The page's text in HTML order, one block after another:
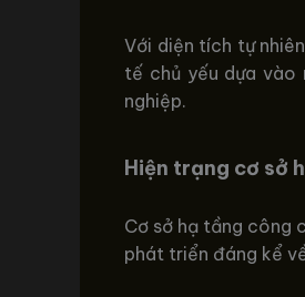
Với diện tích tự
tế chủ yếu dựa vào
nghiệp.
Hiện trạng cơ sở
Cơ sở hạ tầng công
phát triển đáng kể